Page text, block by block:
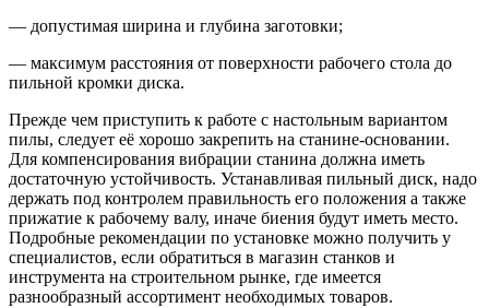
— допустимая ширина и глубина заготовки;
— максимум расстояния от поверхности рабочего стола до
пильной кромки диска.
Прежде чем приступить к работе с настольным вариантом
пилы, следует её хорошо закрепить на станине-основании.
Для компенсирования вибрации станина должна иметь
достаточную устойчивость. Устанавливая пильный диск, надо
держать под контролем правильность его положения а также
прижатие к рабочему валу, иначе биения будут иметь место.
Подробные рекомендации по установке можно получить у
специалистов, если обратиться в магазин станков и
инструмента на строительном рынке, где имеется
разнообразный ассортимент необходимых товаров.